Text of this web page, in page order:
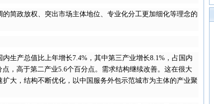
简政放权、突出市场主体地位、专业化分工更加细化等理念的
生产总值比上年增长7.4%，其中第三产业增长8.1%，占国内
，高于第二产业5.6个百分点。需求结构继续改善。这在很大
大，结构不断优化，以中国服务外包示范城市为主体的产业聚